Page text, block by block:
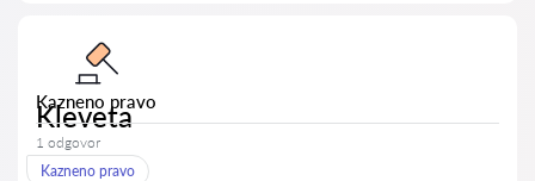
Kazneno pravo
Kleveta
1 odgovor
Kazneno pravo